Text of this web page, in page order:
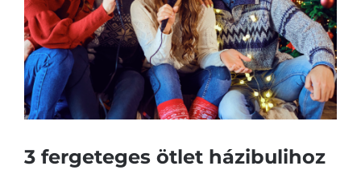
3 fergeteges ötlet házibulihoz